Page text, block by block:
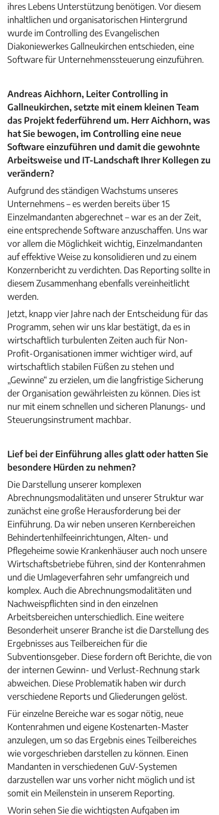
ihres Lebens Unterstützung benötigen. Vor diesem
inhaltlichen und organisatorischen Hintergrund
wurde im Controlling des Evangelischen
Diakoniewerkes Gallneukirchen entschieden, eine
Software für Unternehmenssteuerung einzuführen.
Andreas Aichhorn, Leiter Controlling in
Gallneukirchen, setzte mit einem kleinen Team
das Projekt federführend um. Herr Aichhorn, was
hat Sie bewogen, im Controlling eine neue
Software einzuführen und damit die gewohnte
Arbeitsweise und IT-Landschaft Ihrer Kollegen zu
verändern?
Aufgrund des ständigen Wachstums unseres
Unternehmens – es werden bereits über 15
Einzelmandanten abgerechnet – war es an der Zeit,
eine entsprechende Software anzuschaffen. Uns war
vor allem die Möglichkeit wichtig, Einzelmandanten
auf effektive Weise zu konsolidieren und zu einem
Konzernbericht zu verdichten. Das Reporting sollte in
diesem Zusammenhang ebenfalls vereinheitlicht
werden.
Jetzt, knapp vier Jahre nach der Entscheidung für das
Programm, sehen wir uns klar bestätigt, da es in
wirtschaftlich turbulenten Zeiten auch für Non-
Profit-Organisationen immer wichtiger wird, auf
wirtschaftlich stabilen Füßen zu stehen und
„Gewinne“ zu erzielen, um die langfristige Sicherung
der Organisation gewährleisten zu können. Dies ist
nur mit einem schnellen und sicheren Planungs- und
Steuerungsinstrument machbar.
Lief bei der Einführung alles glatt oder hatten Sie
besondere Hürden zu nehmen?
Die Darstellung unserer komplexen
Abrechnungsmodalitäten und unserer Struktur war
zunächst eine große Herausforderung bei der
Einführung. Da wir neben unseren Kernbereichen
Behindertenhilfeeinrichtungen, Alten- und
Pflegeheime sowie Krankenhäuser auch noch unsere
Wirtschaftsbetriebe führen, sind der Kontenrahmen
und die Umlageverfahren sehr umfangreich und
komplex. Auch die Abrechnungsmodalitäten und
Nachweispflichten sind in den einzelnen
Arbeitsbereichen unterschiedlich. Eine weitere
Besonderheit unserer Branche ist die Darstellung des
Ergebnisses aus Teilbereichen für die
Subventionsgeber. Diese fordern oft Berichte, die von
der internen Gewinn- und Verlust-Rechnung stark
abweichen. Diese Problematik haben wir durch
verschiedene Reports und Gliederungen gelöst.
Für einzelne Bereiche war es sogar nötig, neue
Kontenrahmen und eigene Kostenarten-Master
anzulegen, um so das Ergebnis eines Teilbereiches
wie vorgeschrieben darstellen zu können. Einen
Mandanten in verschiedenen GuV-Systemen
darzustellen war uns vorher nicht möglich und ist
somit ein Meilenstein in unserem Reporting.
Worin sehen Sie die wichtigsten Aufgaben im